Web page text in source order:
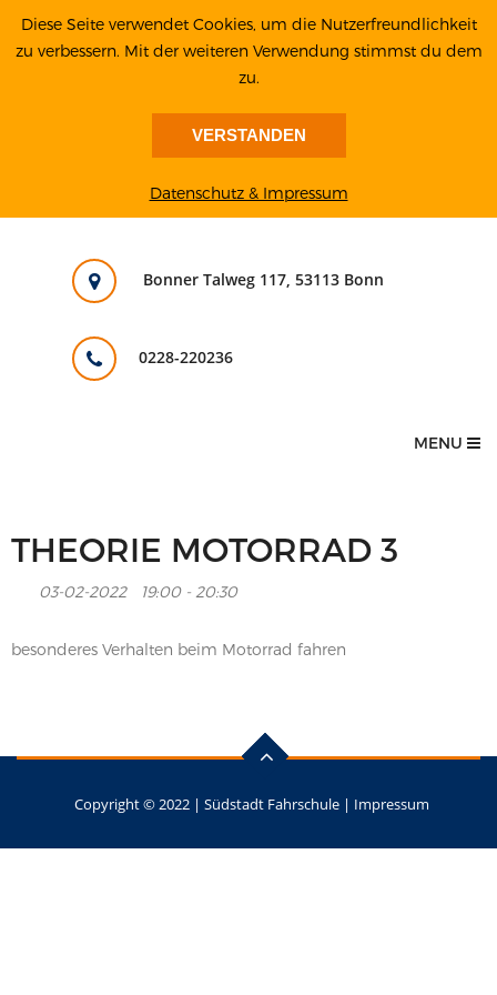
Bonner Talweg 117, 53113 Bonn
0228-220236
MENU
THEORIE MOTORRAD 3
03-02-2022 19:00 - 20:30
besonderes Verhalten beim Motorrad fahren
Copyright © 2022 | Südstadt Fahrschule | Impressum
Diese Seite verwendet Cookies, um die Nutzerfreundlichkeit
zu verbessern. Mit der weiteren Verwendung stimmst du dem
zu.
VERSTANDEN
Datenschutz & Impressum